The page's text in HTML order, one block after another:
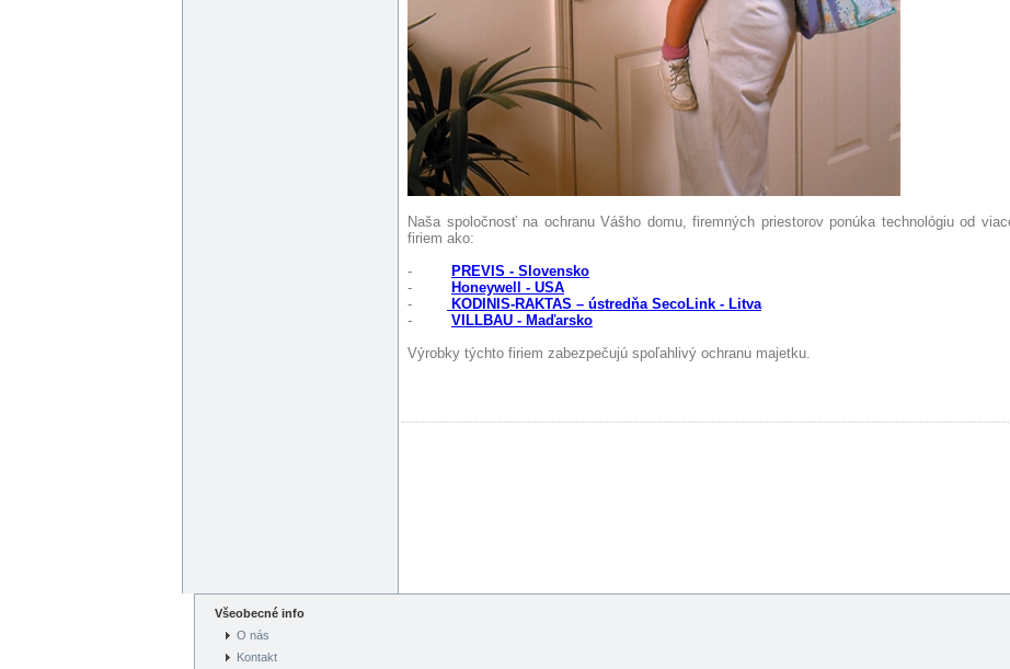
Naša spoločnosť na ochranu Vášho domu, firemných priestorov ponúka technológiu od
firiem ako:
-
PREVIS - Slovensko
-
Honeywell - USA
-
KODINIS-RAKTAS – ústredňa SecoLink - Litva
- VILLBAU - Maďarsko
Výrobky týchto firiem zabezpečujú spoľahlivý ochranu majetku.
Všeobecné info
O nás
Kontakt